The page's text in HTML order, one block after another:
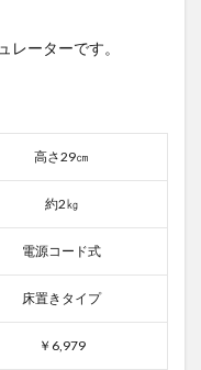
レーターです。
高さ29㎝
約2㎏
電源コード式
床置きタイプ
￥6,979